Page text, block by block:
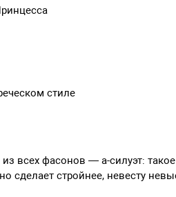
стиле
всех фасонов — а-силуэт:
сделает стройнее, невесту